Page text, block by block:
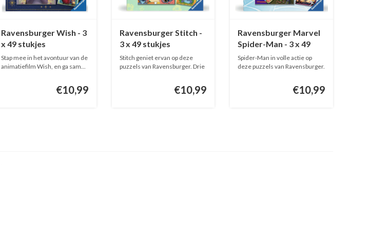
Ravensburger Wish - 3
x 49 stukjes
Stap mee in het avontuur van de
animatiefilm Wish, en ga sam...
€10,99
Ravensburger Stitch -
3 x 49 stukjes
Stitch geniet ervan op deze
puzzels van Ravensburger. Drie
€10,99
Ravensburger Marvel
Spider-Man - 3 x 49
stukjes
Spider-Man in volle actie op
deze puzzels van Ravensburger.
€10,99